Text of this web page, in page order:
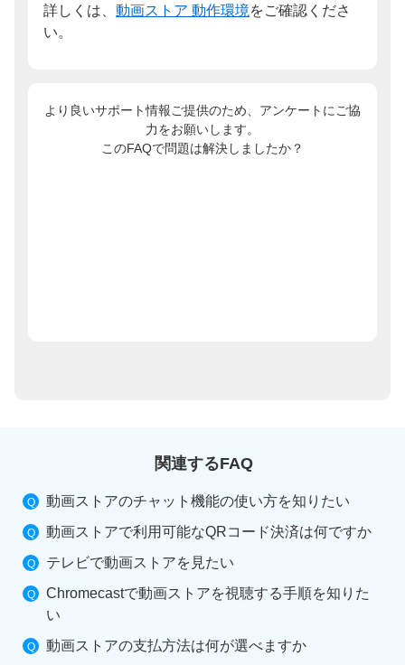
詳しくは、動画ストア 動作環境をご確認くださ
い。
より良いサポート情報ご提供のため、アンケートにご協
力をお願いします。
このFAQで問題は解決しましたか？
関連するFAQ
動画ストアのチャット機能の使い方を知りたい
動画ストアで利用可能なQRコード決済は何ですか
テレビで動画ストアを見たい
Chromecastで動画ストアを視聴する手順を知りた
い
動画ストアの支払方法は何が選べますか